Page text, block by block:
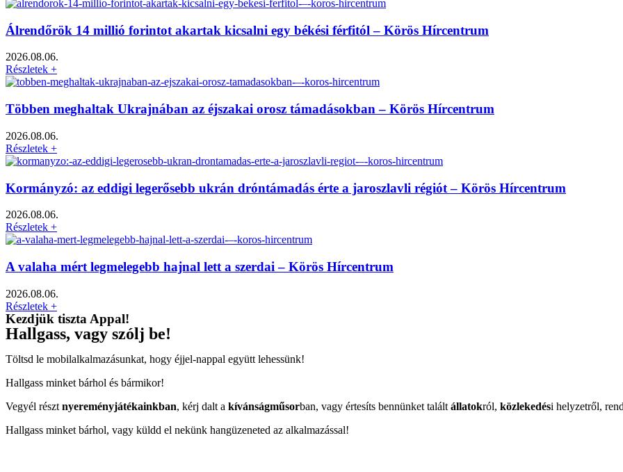
Álrendőrök 14 millió forintot akartak kicsalni egy békési férfitól – Körös Hírcentrum
2026.08.06.
Részletek +
Többen meghaltak Ukrajnában az éjszakai orosz támadásokban – Körös Hírcentrum
2026.08.06.
Részletek +
Kormányzó: az eddigi legerősebb ukrán dróntámadás érte a jaroszlavli régiót – Körös Hírcentrum
2026.08.06.
Részletek +
A valaha mért legmelegebb hajnal lett a szerdai – Körös Hírcentrum
2026.08.06.
Részletek +
Kezdjük tiszta Appal!
Hallgass, vagy szólj be!
Töltsd le mobilalkalmazásunkat, hogy éjjel-nappal együtt lehessünk!
Hallgass minket bárhol és bármikor!
Vegyél részt nyereményjátékainkban, kérj dalt a kívánságműsorban, vagy értesíts bennünket talált állatokról, közlekedési helyzetről,
Hallgass minket bárhol, vagy küldd el nekünk hangüzeneted az alkalmazással!